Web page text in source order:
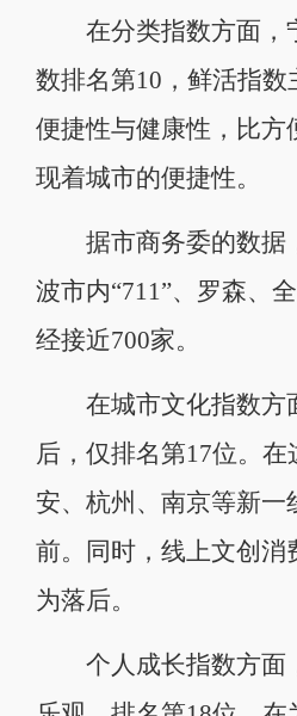
在分类指数方面，
数排名第10，鲜活指数
便捷性与健康性，比方
现着城市的便捷性。
据市商务委的数据
波市内“711”、罗森、
经接近700家。
在城市文化指数方
后，仅排名第17位。
安、杭州、南京等新一
前。同时，线上文创消
为落后。
个人成长指数方面